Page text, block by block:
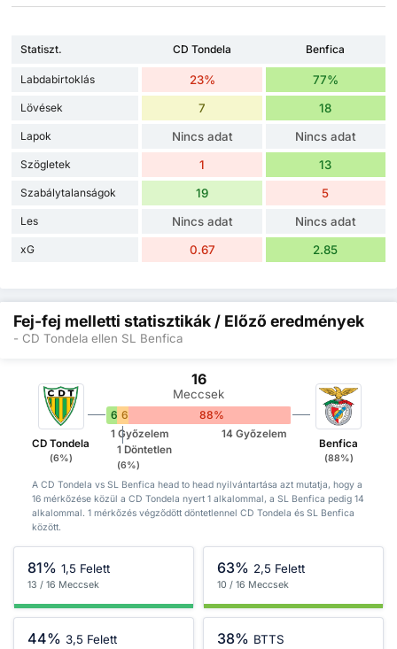
Statiszt. CD Tondela Benfica
Labdabirtoklás 23% 77%
Lövések 7 18
Lapok Nincs adat Nincs adat
Szögletek 1 13
Szabálytalanságok 19 5
Les Nincs adat Nincs adat
xG 0.67 2.85
Fej-fej melletti statisztikák / Előző eredmények
- CD Tondela ellen SL Benfica
CD Tondela
(6%)
16
Meccsek
6%6% 88%
1 Győzelem
1 Döntetlen
(6%)
14 Győzelem
Benfica
(88%)
A CD Tondela vs SL Benfica head to head nyilvántartása azt mutatja, hogy a
16 mérkőzése közül a CD Tondela nyert 1 alkalommal, a SL Benfica pedig 14
alkalommal. 1 mérkőzés végződött döntetlennel CD Tondela és SL Benfica
között.
81% 1,5 Felett
13 / 16 Meccsek
63% 2,5 Felett
10 / 16 Meccsek
44% 3,5 Felett 38% BTTS